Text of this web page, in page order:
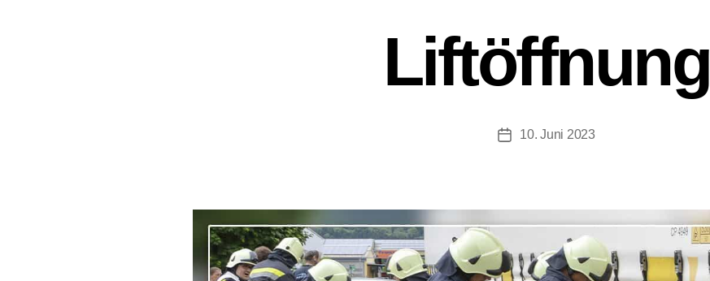
Liftöffnung
Beitragsdatum
10. Juni 2023